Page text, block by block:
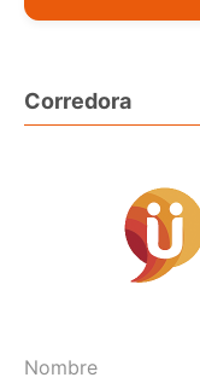
Corredora
Nombre